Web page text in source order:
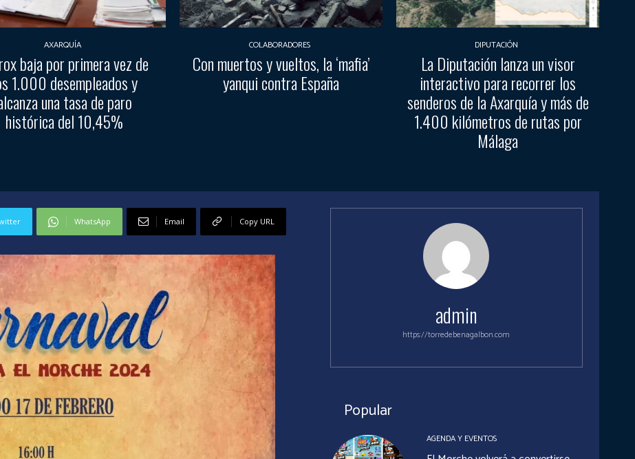
AXARQUÍA
baja por primera vez de
1.000 desempleados y
una tasa de paro
histórica del 10,45%
COLABORADORES
Con muertos y vueltos, la ‘mafia’
yanqui contra España
DIPUTACIÓN
La Diputación lanza un visor
interactivo para recorrer los
senderos de la Axarquía y más de
1.400 kilómetros de rutas por
Málaga
WhatsApp Email Copy URL
admin
https://torredebenagalbon.com
Popular
AGENDA Y EVENTOS